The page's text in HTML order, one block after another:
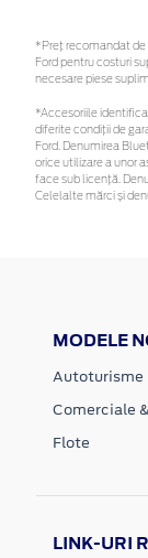
*Preţ recomandat de
Ford pentru costuri
necesare piese
*Accesoriile
diferite condiții de
Ford. Denumirea
orice utilizare a unor
face sub licență.
Celelalte mărci și
MODELE
Autoturisme
Comerciale
Flote
LINK-URI